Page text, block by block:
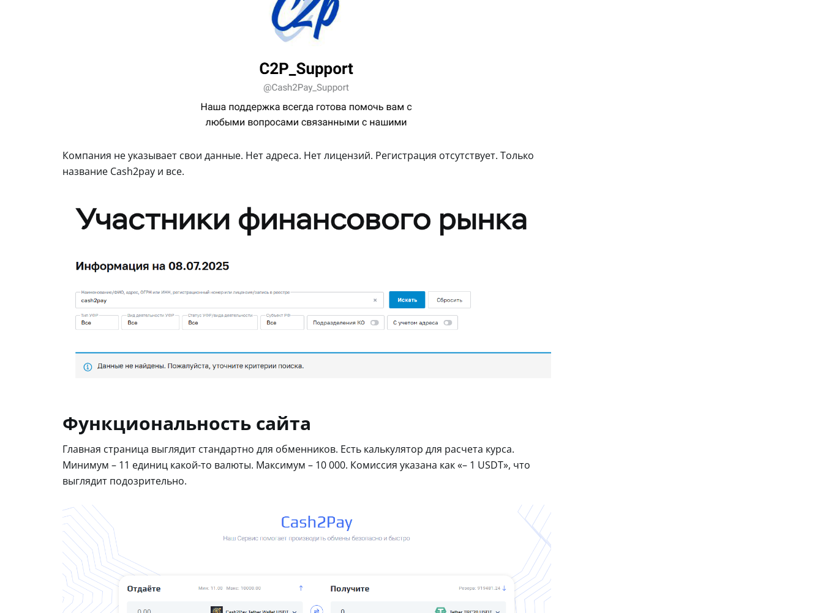
Компания не указывает свои данные. Нет адреса. Нет лицензий. Регистрация отсутствует. Только
название Cash2pay и все.
Функциональность сайта
Главная страница выглядит стандартно для обменников. Есть калькулятор для расчета курса.
Минимум – 11 единиц какой-то валюты. Максимум – 10 000. Комиссия указана как «– 1 USDT», что
выглядит подозрительно.